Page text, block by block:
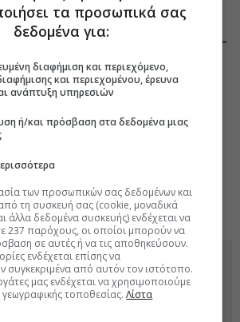
το δικαστικό μπλόκο στην
χορού στον Λευκό Οίκο
δισ. δολαρίων σε κρίσιμα μέταλλα
ο πρόεδρος του Καζακστάν:
πολέμου στην Ουκρανία
τη Γερουσία των ΗΠΑ για τις νέες
τα προσωπικά σας
δεδομένα για:
διαφήμιση και περιεχόμενο,
και περιεχομένου, έρευνα
ανάπτυξη υπηρεσιών
ή/και πρόσβαση στα δεδομένα μιας
των προσωπικών σας δεδομένων και
τη συσκευή σας (cookie, μοναδικά
άλλα δεδομένα συσκευής) ενδέχεται να
237 παρόχους, οι οποίοι μπορούν να
σε αυτές ή να τις αποθηκεύσουν.
ενδέχεται επίσης να
συγκεκριμένα από αυτόν τον ιστότοπο.
μας ενδέχεται να χρησιμοποιούμε
γεωγραφικής τοποθεσίας.Λίστα